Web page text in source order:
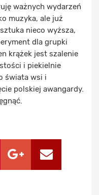
ważnych wydarzeń
muzyka, ale już
nieco wyższa,
dla grupki
krążek jest szalenie
i piekielnie
świata wsi i
polskiej awangardy.